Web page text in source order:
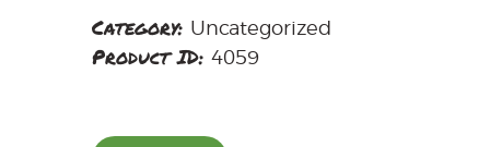
Category: Uncategorized
Product ID: 4059